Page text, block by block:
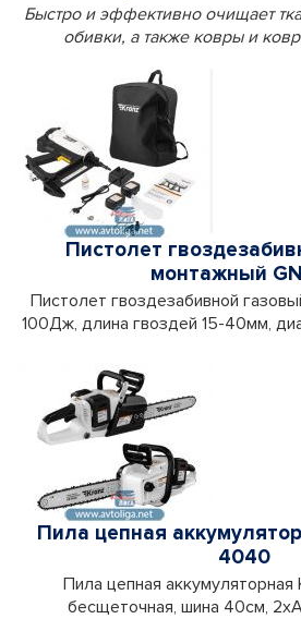
Быстро и эффективно очищает
обивки, а также ковры и
Пистолет
монтажный
Пистолет гвоздезабивной
100Дж, длина гвоздей 15-40мм,
Пила цепная
4040
Пила цепная аккумуляторная
бесщеточная, шина 40см,